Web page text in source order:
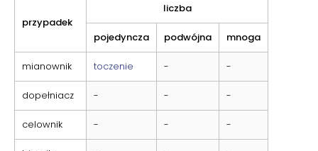
przypadek
liczba
pojedyncza podwójna mnoga
mianownik toczenie - -
dopełniacz - - -
celownik - - -